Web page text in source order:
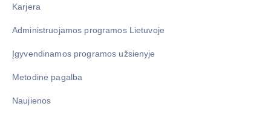
Karjera
Administruojamos programos Lietuvoje
Įgyvendinamos programos užsienyje
Metodinė pagalba
Naujienos